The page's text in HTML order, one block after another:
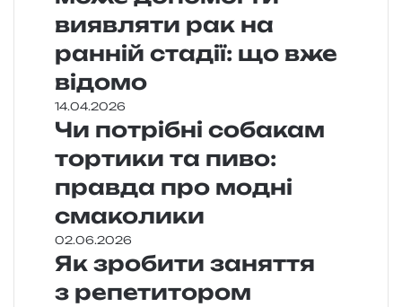
виявляти рак на
ранній стадії: що вже
відомо
14.04.2026
Чи потрібні собакам
тортики та пиво:
правда про модні
смаколики
02.06.2026
Як зробити заняття
з репетитором